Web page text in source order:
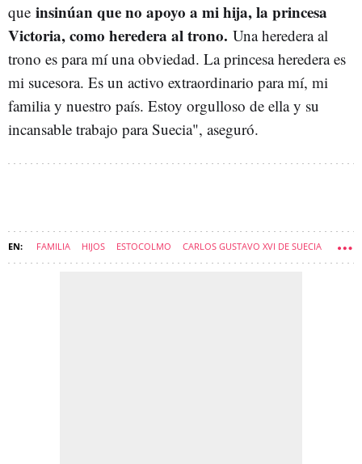
que insinúan que no apoyo a mi hija, la princesa
Victoria, como heredera al trono. Una heredera al
trono es para mí una obviedad. La princesa heredera es
mi sucesora. Es un activo extraordinario para mí, mi
familia y nuestro país. Estoy orgulloso de ella y su
incansable trabajo para Suecia", aseguró.
FAMILIA HIJOS ESTOCOLMO CARLOS GUSTAVO XVI DE SUECIA